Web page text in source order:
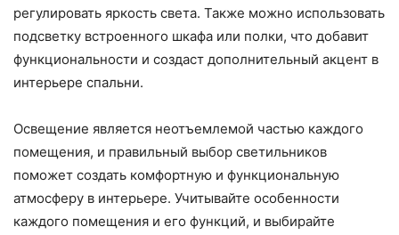
регулировать яркость света. Также можно использовать
подсветку встроенного шкафа или полки, что добавит
функциональности и создаст дополнительный акцент в
интерьере спальни.
Освещение является неотъемлемой частью каждого
помещения, и правильный выбор светильников
поможет создать комфортную и функциональную
атмосферу в интерьере. Учитывайте особенности
каждого помещения и его функций, и выбирайте